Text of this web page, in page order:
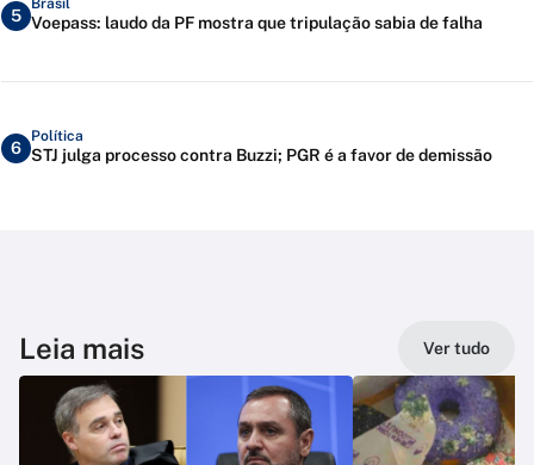
5
Brasil
Voepass: laudo da PF mostra que tripulação sabia de falha
6
Política
STJ julga processo contra Buzzi; PGR é a favor de demissão
Leia mais Ver tudo